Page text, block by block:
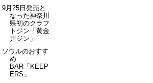
9月25日発売と
なった神奈川
県初のクラフ
トジン「黄金
井ジン」
ソウルのおすす
め
BAR「KEEP
ERS」